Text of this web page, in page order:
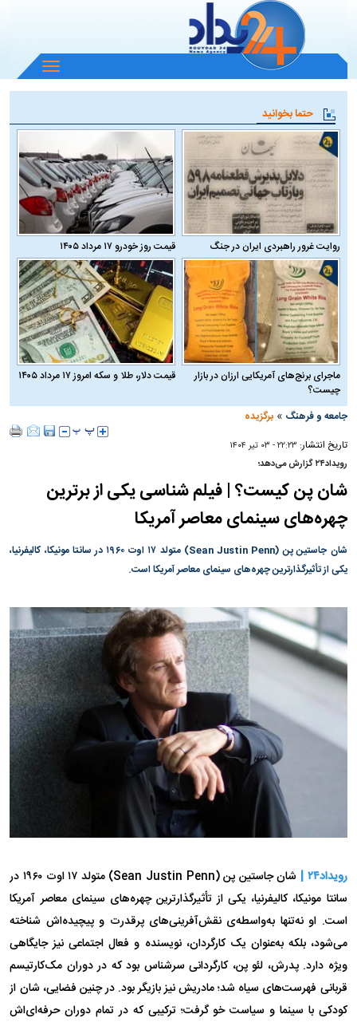
باز
و
منو
حتما بخوانید
روایت غرور راهبردی ایران در جنگ قیمت روز خودرو ۱۷ مرداد ۱۴۰۵
ماجرای برنج‌های آمریکایی ارزان در بازار
چیست؟
قیمت دلار، طلا و سکه امروز ۱۷ مرداد ۱۴۰۵
جامعه و فرهنگ »برگزیده
تاریخ انتشار: ۲۲:۲۳ - ۰۳ تير ۱۴۰۴
رویداد۲۴ گزارش می‌دهد؛
شان پن کیست؟ | فیلم شناسی یکی از برترین
چهره‌های سینمای معاصر آمریکا
شان جاستین پن (Sean Justin Penn) متولد ۱۷ اوت ۱۹۶۰ در سانتا مونیکا، کالیفرنیا،
یکی از تأثیرگذارترین چهره‌های سینمای معاصر آمریکا است.
رویداد۲۴ |
شان جاستین پن (Sean Justin Penn) متولد ۱۷ اوت ۱۹۶۰ در
سانتا مونیکا، کالیفرنیا، یکی از تأثیرگذارترین چهره‌های سینمای معاصر آمریکا
است. او نه‌تنها به‌واسطه‌ی نقش‌آفرینی‌های پرقدرت و پیچیده‌اش شناخته
می‌شود، بلکه به‌عنوان یک کارگردان، نویسنده و فعال اجتماعی نیز جایگاهی
ویژه دارد. پدرش، لئو پن، کارگردانی سرشناس بود که در دوران مک‌کارتیسم
قربانی فهرست‌های سیاه شد؛ مادریش نیز بازیگر بود. در چنین فضایی، شان از
کودکی با سینما و سیاست خو گرفت؛ ترکیبی که در تمام دوران حرفه‌ای‌اش